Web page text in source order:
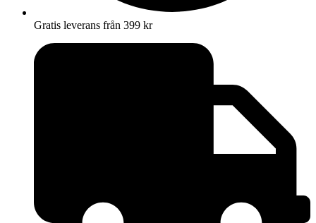
Gratis leverans från 399 kr